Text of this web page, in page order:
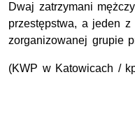
Dwaj zatrzymani
przestępstwa, a jeden
zorganizowanej grupie
(KWP w Katowicach /